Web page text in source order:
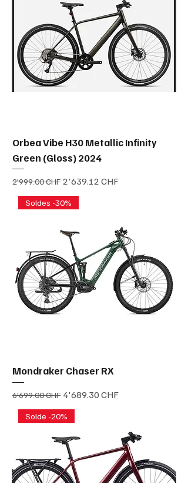
Orbea Vibe H30 Metallic Infinity
Green (Gloss) 2024
Prix original
2'999.00 CHF Prix promotionnel
2'639.12 CHF
Soldes -30%
Mondraker Chaser RX
Prix original
6'699.00 CHF Prix promotionnel
4'689.30 CHF
Solde -20%